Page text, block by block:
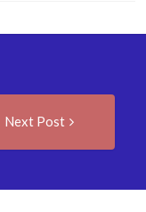
Next Post